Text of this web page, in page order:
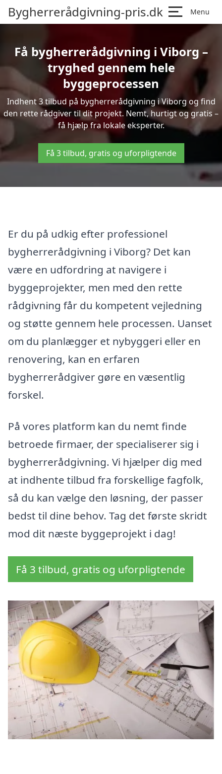
Bygherrerådgivning-pris.dk Menu
Få bygherrerådgivning i Viborg –
tryghed gennem hele
byggeprocessen
Indhent 3 tilbud på bygherrerådgivning i Viborg og find
den rette rådgiver til dit projekt. Nemt, hurtigt og gratis –
få hjælp fra lokale eksperter.
Få 3 tilbud, gratis og uforpligtende
Er du på udkig efter professionel
bygherrerådgivning i Viborg? Det kan
være en udfordring at navigere i
byggeprojekter, men med den rette
rådgivning får du kompetent vejledning
og støtte gennem hele processen. Uanset
om du planlægger et nybyggeri eller en
renovering, kan en erfaren
bygherrerådgiver gøre en væsentlig
forskel.
På vores platform kan du nemt finde
betroede firmaer, der specialiserer sig i
bygherrerådgivning. Vi hjælper dig med
at indhente tilbud fra forskellige fagfolk,
så du kan vælge den løsning, der passer
bedst til dine behov. Tag det første skridt
mod dit næste byggeprojekt i dag!
Få 3 tilbud, gratis og uforpligtende